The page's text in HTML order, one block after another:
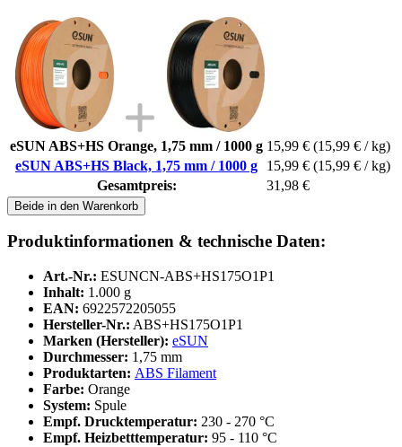
eSUN ABS+HS Orange, 1,75 mm / 1000 g 15,99 € (15,99 € / kg)
eSUN ABS+HS Black, 1,75 mm / 1000 g
15,99 € (15,99 € / kg)
Gesamtpreis:
31,98 €
Beide in den Warenkorb
Produktinformationen & technische Daten:
Art.-Nr.: ESUNCN-ABS+HS175O1P1
Inhalt: 1.000 g
EAN: 6922572205055
Hersteller-Nr.: ABS+HS175O1P1
Marken (Hersteller): eSUN
Durchmesser: 1,75 mm
Produktarten: ABS Filament
Farbe: Orange
System: Spule
Empf. Drucktemperatur: 230 - 270 °C
Empf. Heizbetttemperatur: 95 - 110 °C